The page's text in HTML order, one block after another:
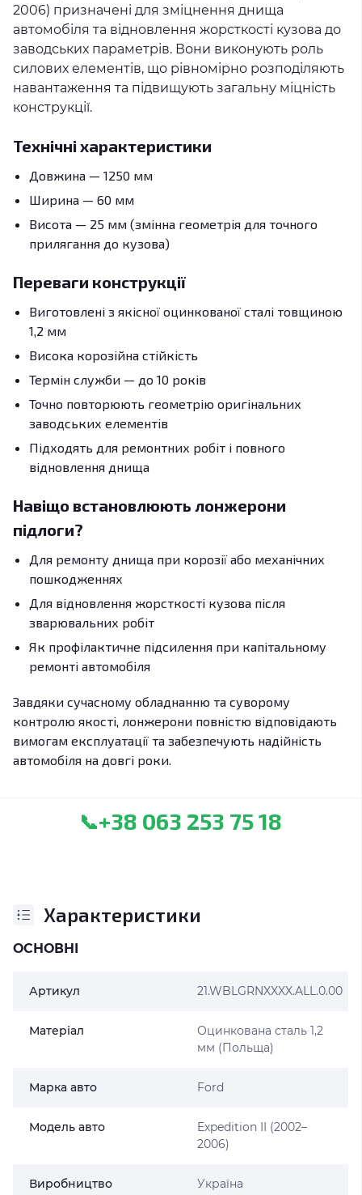
2006) призначені для зміцнення днища
автомобіля та відновлення жорсткості кузова до
заводських параметрів. Вони виконують роль
силових елементів, що рівномірно розподіляють
навантаження та підвищують загальну міцність
конструкції.
Технічні характеристики
Довжина — 1250 мм
Ширина — 60 мм
Висота — 25 мм (змінна геометрія для точного
прилягання до кузова)
Переваги конструкції
Виготовлені з якісної оцинкованої сталі товщиною
1,2 мм
Висока корозійна стійкість
Термін служби — до 10 років
Точно повторюють геометрію оригінальних
заводських елементів
Підходять для ремонтних робіт і повного
відновлення днища
Навіщо встановлюють лонжерони
підлоги?
Для ремонту днища при корозії або механічних
пошкодженнях
Для відновлення жорсткості кузова після
зварювальних робіт
Як профілактичне підсилення при капітальному
ремонті автомобіля
Завдяки сучасному обладнанню та суворому
контролю якості, лонжерони повністю відповідають
вимогам експлуатації та забезпечують надійність
автомобіля на довгі роки.
📞+38 063 253 75 18
Характеристики
ОСНОВНІ
Артикул 21.WBLGRNXXXX.ALL.0.00
Матеріал
Оцинкована сталь 1,2
мм (Польща)
Марка авто Ford
Модель авто
Expedition II (2002–
2006)
Виробництво Україна